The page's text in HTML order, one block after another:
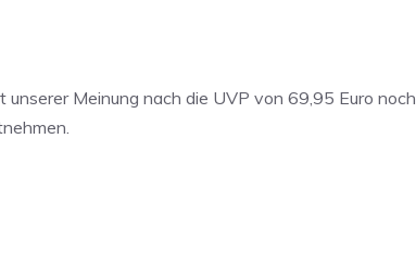
Meinung nach die UVP von 69,95 Euro noch